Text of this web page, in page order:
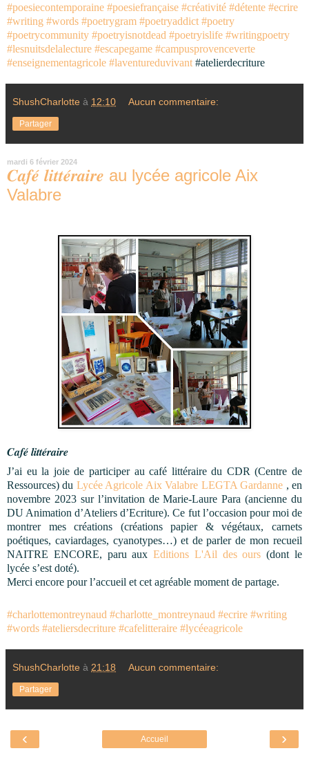
#poesiecontemporaine #poesiefrançaise #créativité #détente #ecrire
#writing #words #poetrygram #poetryaddict #poetry
#poetrycommunity #poetryisnotdead #poetryislife #writingpoetry
#lesnuitsdelalecture #escapegame #campusprovenceverte
#enseignementagricole #laventureduvivant #atelierdecriture
ShushCharlotte à 12:10 Aucun commentaire:
Partager
mardi 6 février 2024
𝑪𝒂𝒇𝒆́ 𝒍𝒊𝒕𝒕𝒆́𝒓𝒂𝒊𝒓𝒆 au lycée agricole Aix
Valabre
𝑪𝒂𝒇𝒆́ 𝒍𝒊𝒕𝒕𝒆́𝒓𝒂𝒊𝒓𝒆
J’ai eu la joie de participer au café littéraire du CDR (Centre de
Ressources) du Lycée Agricole Aix Valabre LEGTA Gardanne , en
novembre 2023 sur l’invitation de Marie-Laure Para (ancienne du
DU Animation d’Ateliers d’Ecriture). Ce fut l’occasion pour moi de
montrer mes créations (créations papier & végétaux, carnets
poétiques, caviardages, cyanotypes…) et de parler de mon recueil
NAITRE ENCORE, paru auxEditions L'Ail des ours (dont le
lycée s’est doté).
Merci encore pour l’accueil et cet agréable moment de partage.
#charlottemontreynaud #charlotte_montreynaud #ecrire #writing
#words #ateliersdecriture #cafelitteraire #lycéeagricole
ShushCharlotte à 21:18 Aucun commentaire:
Partager
‹ ›
Accueil